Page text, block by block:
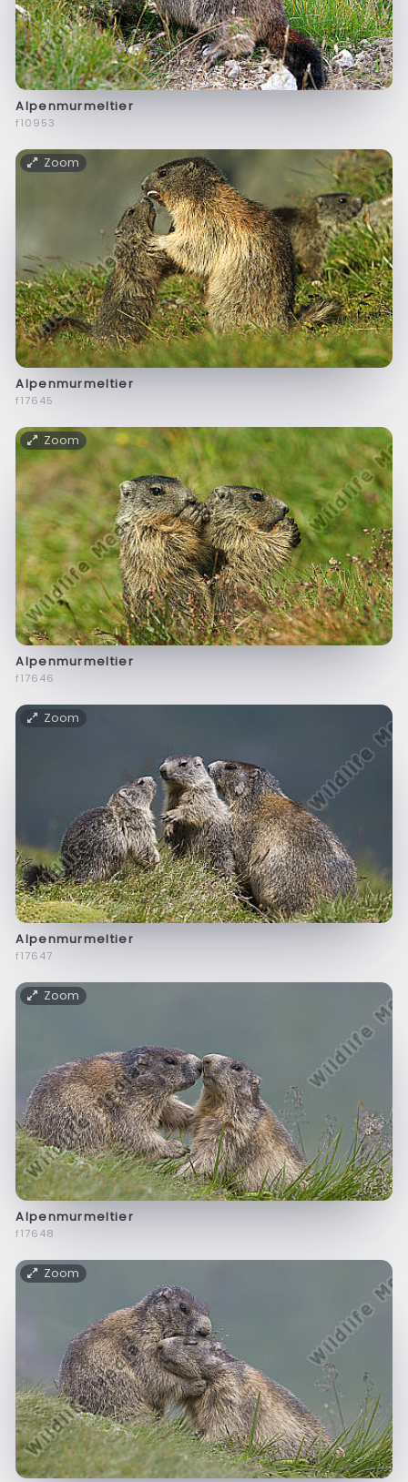
Alpenmurmeltier
f10953
Zoom
Alpenmurmeltier
f17645
Zoom
Alpenmurmeltier
f17646
Zoom
Alpenmurmeltier
f17647
Zoom
Alpenmurmeltier
f17648
Zoom